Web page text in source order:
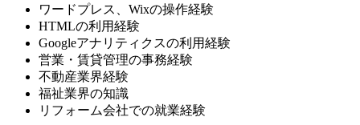
ワードプレス、Wixの操作経験
HTMLの利用経験
Googleアナリティクスの利用経験
営業・賃貸管理の事務経験
不動産業界経験
福祉業界の知識
リフォーム会社での就業経験